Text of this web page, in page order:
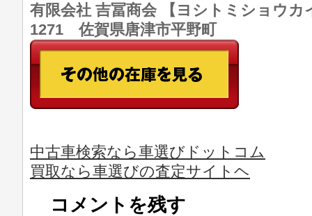
有限会社 吉冨商会 【ヨシトミショウ
1271 佐賀県唐津市平野町
中古車検索なら車選びドットコム
買取なら車選びの査定サイトヘ
コメントを残す